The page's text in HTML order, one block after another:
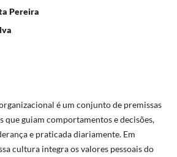
Pereira
é um conjunto de premissas
que guiam comportamentos e decisões,
e praticada diariamente. Em
cultura integra os valores pessoais do